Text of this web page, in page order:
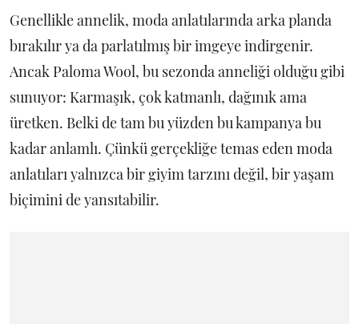
Genellikle annelik, moda anlatılarında arka planda
bırakılır ya da parlatılmış bir imgeye indirgenir.
Ancak Paloma Wool, bu sezonda anneliği olduğu gibi
sunuyor: Karmaşık, çok katmanlı, dağınık ama
üretken. Belki de tam bu yüzden bu kampanya bu
kadar anlamlı. Çünkü gerçekliğe temas eden moda
anlatıları yalnızca bir giyim tarzını değil, bir yaşam
biçimini de yansıtabilir.